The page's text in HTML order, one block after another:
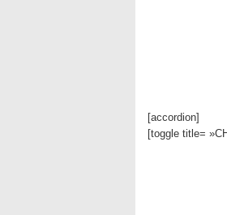
[accordion]
[toggle title=